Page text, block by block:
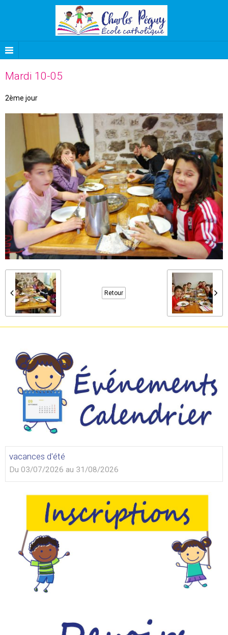
Mardi 10-05
2ème jour
Retour
vacances d'été
Du 03/07/2026 au 31/08/2026